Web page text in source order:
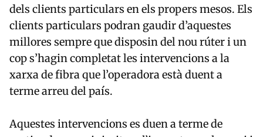
dels clients particulars en els propers mesos. Els
clients particulars podran gaudir d’aquestes
millores sempre que disposin del nou rúter i un
cop s’hagin completat les intervencions a la
xarxa de fibra que l’operadora està duent a
terme arreu del país.
Aquestes intervencions es duen a terme de